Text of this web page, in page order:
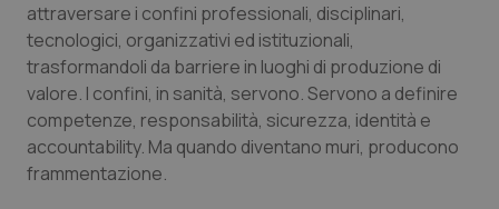
attraversare i confini professionali, disciplinari,
tecnologici, organizzativi ed istituzionali,
trasformandoli da barriere in luoghi di produzione di
valore. I confini, in sanità, servono. Servono a definire
competenze, responsabilità, sicurezza, identità e
accountability. Ma quando diventano muri, producono
frammentazione.